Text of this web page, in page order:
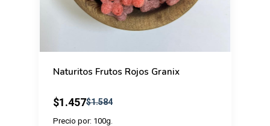
Naturitos Frutos Rojos Granix
$1.457$1.584
Precio por: 100g.